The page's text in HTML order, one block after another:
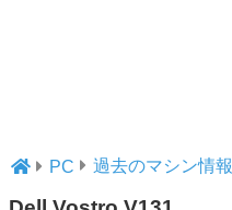
PC 過去のマシン情報